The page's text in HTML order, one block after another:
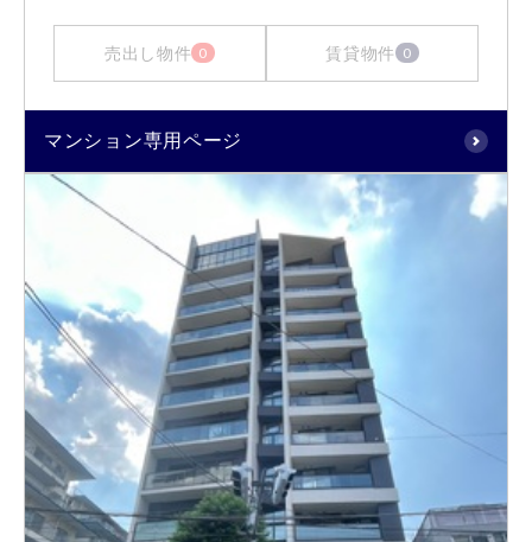
売出し物件 0 賃貸物件 0
マンション専用ページ